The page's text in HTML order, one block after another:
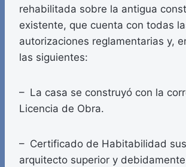
rehabilitada sobre la antigua
existente, que cuenta con todas
autorizaciones reglamentarias y,
las siguientes:
– La casa se construyó con la
Licencia de Obra.
– Certificado de Habitabilidad
arquitecto superior y